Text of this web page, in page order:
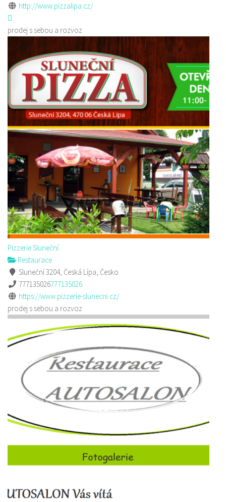
http://www.pizzalipa.cz/
prodej s sebou a rozvoz
Pizzerie Sluneční
Restaurace
Sluneční 3204, Česká Lípa, Česko
777135026777135026
https://www.pizzerie-slunecni.cz/
prodej s sebou a rozvoz